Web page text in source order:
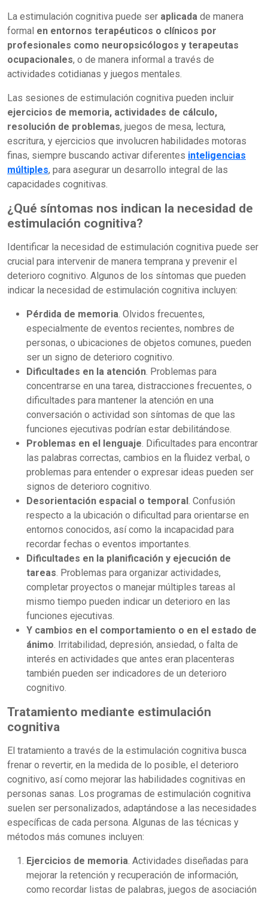
La estimulación cognitiva puede ser aplicada de manera
formal en entornos terapéuticos o clínicos por
profesionales como neuropsicólogos y terapeutas
ocupacionales, o de manera informal a través de
actividades cotidianas y juegos mentales.
Las sesiones de estimulación cognitiva pueden incluir
ejercicios de memoria, actividades de cálculo,
resolución de problemas, juegos de mesa, lectura,
escritura, y ejercicios que involucren habilidades motoras
finas, siempre buscando activar diferentes inteligencias
múltiples, para asegurar un desarrollo integral de las
capacidades cognitivas.
¿Qué síntomas nos indican la necesidad de
estimulación cognitiva?
Identificar la necesidad de estimulación cognitiva puede ser
crucial para intervenir de manera temprana y prevenir el
deterioro cognitivo. Algunos de los síntomas que pueden
indicar la necesidad de estimulación cognitiva incluyen:
Pérdida de memoria . Olvidos frecuentes,
especialmente de eventos recientes, nombres de
personas, o ubicaciones de objetos comunes, pueden
ser un signo de deterioro cognitivo.
Dificultades en la atención . Problemas para
concentrarse en una tarea, distracciones frecuentes, o
dificultades para mantener la atención en una
conversación o actividad son síntomas de que las
funciones ejecutivas podrían estar debilitándose.
Problemas en el lenguaje . Dificultades para encontrar
las palabras correctas, cambios en la fluidez verbal, o
problemas para entender o expresar ideas pueden ser
signos de deterioro cognitivo.
Desorientación espacial o temporal . Confusión
respecto a la ubicación o dificultad para orientarse en
entornos conocidos, así como la incapacidad para
recordar fechas o eventos importantes.
Dificultades en la planificación y ejecución de
tareas . Problemas para organizar actividades,
completar proyectos o manejar múltiples tareas al
mismo tiempo pueden indicar un deterioro en las
funciones ejecutivas.
Y cambios en el comportamiento o en el estado de
ánimo . Irritabilidad, depresión, ansiedad, o falta de
interés en actividades que antes eran placenteras
también pueden ser indicadores de un deterioro
cognitivo.
Tratamiento mediante estimulación
cognitiva
El tratamiento a través de la estimulación cognitiva busca
frenar o revertir, en la medida de lo posible, el deterioro
cognitivo, así como mejorar las habilidades cognitivas en
personas sanas. Los programas de estimulación cognitiva
suelen ser personalizados, adaptándose a las necesidades
específicas de cada persona. Algunas de las técnicas y
métodos más comunes incluyen:
Ejercicios de memoria . Actividades diseñadas para
mejorar la retención y recuperación de información,
como recordar listas de palabras, juegos de asociación